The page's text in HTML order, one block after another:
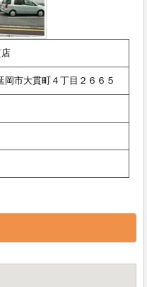
市大貫町４丁目２６６５